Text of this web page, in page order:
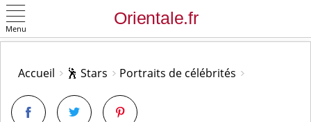
Menu
Accueil 🕺 Stars Portraits de célébrités